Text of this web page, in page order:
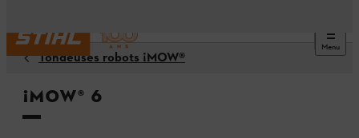
Menu
Tondeuses robots ¡MOW®
¡MOW® 6